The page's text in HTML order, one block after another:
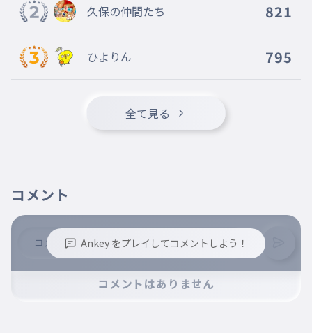
久保の仲間たち 821
ひよりん 795
全て見る
コメント
Ankey をプレイしてコメントしよう！
※コメントするには、ログインが必要です。
コメントはありません